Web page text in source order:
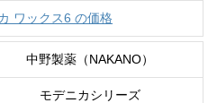
ワックス6 の価格
中野製薬（NAKANO）
モデニカシリーズ